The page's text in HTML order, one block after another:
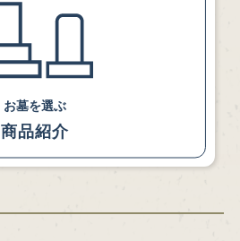
お墓を選ぶ
商品紹介